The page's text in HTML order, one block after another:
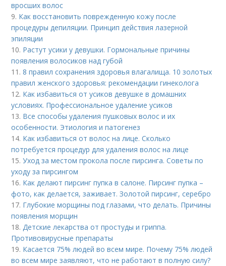
вросших волос
9. Как восстановить поврежденную кожу после
процедуры депиляции. Принцип действия лазерной
эпиляции
10. Растут усики у девушки. Гормональные причины
появления волосиков над губой
11.8 правил сохранения здоровья влагалища. 10 золотых
правил женского здоровья: рекомендации гинеколога
12. Как избавиться от усиков девушке в домашних
условиях. Профессиональное удаление усиков
13. Все способы удаления пушковых волос и их
особенности. Этиология и патогенез
14. Как избавиться от волос на лице. Сколько
потребуется процедур для удаления волос на лице
15.Уход за местом прокола после пирсинга. Советы по
уходу за пирсингом
16. Как делают пирсинг пупка в салоне. Пирсинг пупка –
фото, как делается, заживает. Золотой пирсинг, серебро
17. Глубокие морщины под глазами, что делать. Причины
появления морщин
18.Детские лекарства от простуды и гриппа.
Противовирусные препараты
19. Касается 75% людей во всем мире. Почему 75% людей
во всем мире заявляют, что не работают в полную силу?